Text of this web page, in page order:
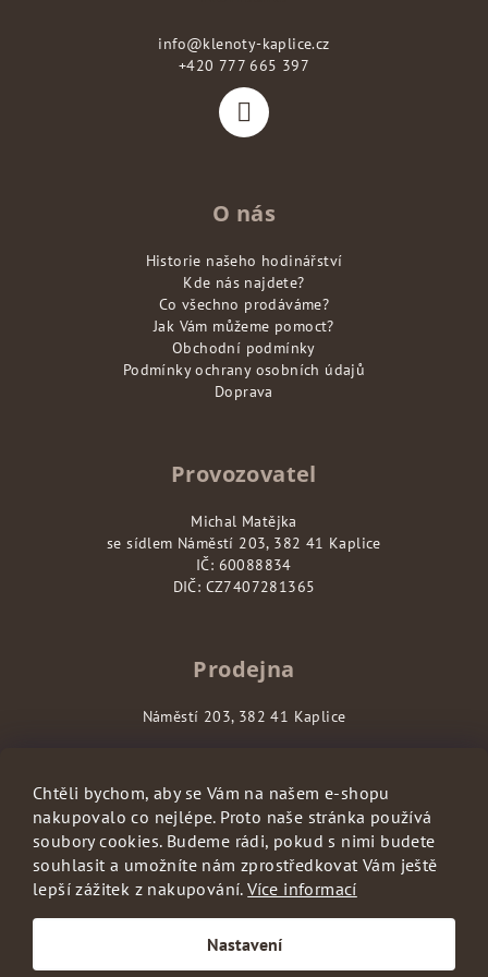
Chtěli bychom, aby se Vám na našem e-shopu
nakupovalo co nejlépe. Proto naše stránka používá
soubory cookies. Budeme rádi, pokud s nimi budete
souhlasit a umožníte nám zprostředkovat Vám ještě
lepší zážitek z nakupování. Více informací
Nastavení
info@klenoty-kaplice.cz
+420 777 665 397
O nás
Historie našeho hodinářství
Kde nás najdete?
Co všechno prodáváme?
Jak Vám můžeme pomoct?
Obchodní podmínky
Podmínky ochrany osobních údajů
Doprava
Provozovatel
Michal Matějka
se sídlem Náměstí 203, 382 41 Kaplice
IČ: 60088834
DIČ: CZ7407281365
Prodejna
Náměstí 203, 382 41 Kaplice
S láskou vyrobiloFilipesmedia